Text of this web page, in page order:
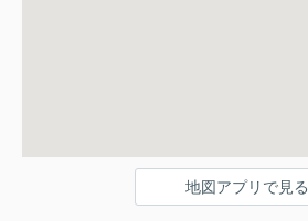
地図アプリで見る